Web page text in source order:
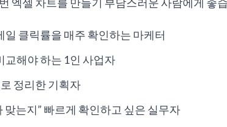
일 클릭률을 매주 확인하는 마케터
교해야 하는 1인 사업자
정리한 기획자
맞는지” 빠르게 확인하고 싶은 실무자